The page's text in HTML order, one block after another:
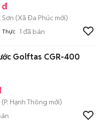
đ
(Xã Đa Phúc mới)
Thực 1 đã bán
Golftas CGR-400
(P. Hạnh Thông mới)